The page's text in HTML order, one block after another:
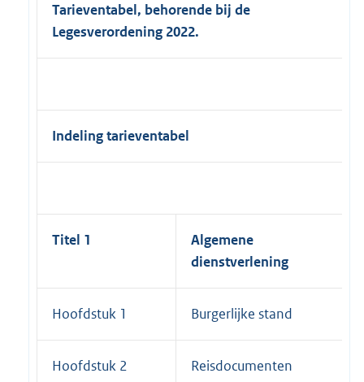
Tarieventabel, behorende bij de
Legesverordening 2022.
Indeling tarieventabel
Titel 1
Algemene
dienstverlening
Hoofdstuk 1 Burgerlijke stand
Hoofdstuk 2 Reisdocumenten